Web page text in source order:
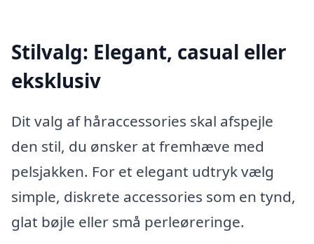
Stilvalg: Elegant, casual eller
eksklusiv
Dit valg af håraccessories skal afspejle
den stil, du ønsker at fremhæve med
pelsjakken. For et elegant udtryk vælg
simple, diskrete accessories som en tynd,
glat bøjle eller små perleøreringe.